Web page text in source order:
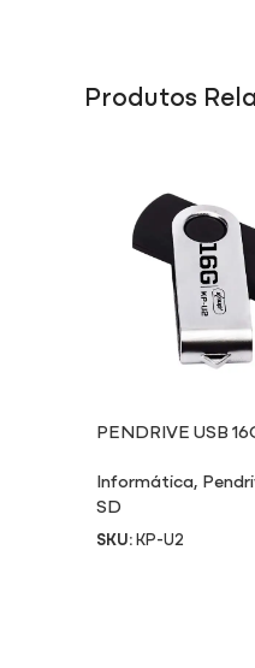
Produtos
PENDRIVE USB
Informática,
SD
SKU:KP-U2